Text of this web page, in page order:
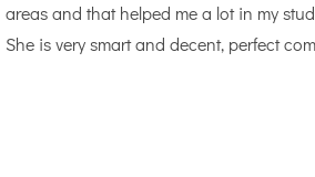
areas and that helped me a lot in my
She is very smart and decent, perfect